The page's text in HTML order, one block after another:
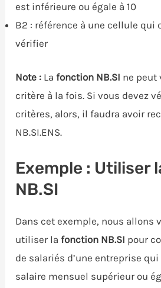
est inférieure ou égale à 10
B2 : référence à une cellule qui
vérifier
Note : Lafonction NB.SI ne peut
critère à la fois. Si vous devez
critères, alors, il faudra avoir
NB.SI.ENS.
Exemple : Utiliser
NB.SI
Dans cet exemple, nous allons
utiliser lafonction NB.SI pour
de salariés d’une entreprise
salaire mensuel supérieur ou